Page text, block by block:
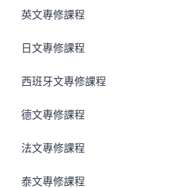
英文專修課程
日文專修課程
西班牙文專修課程
德文專修課程
法文專修課程
泰文專修課程